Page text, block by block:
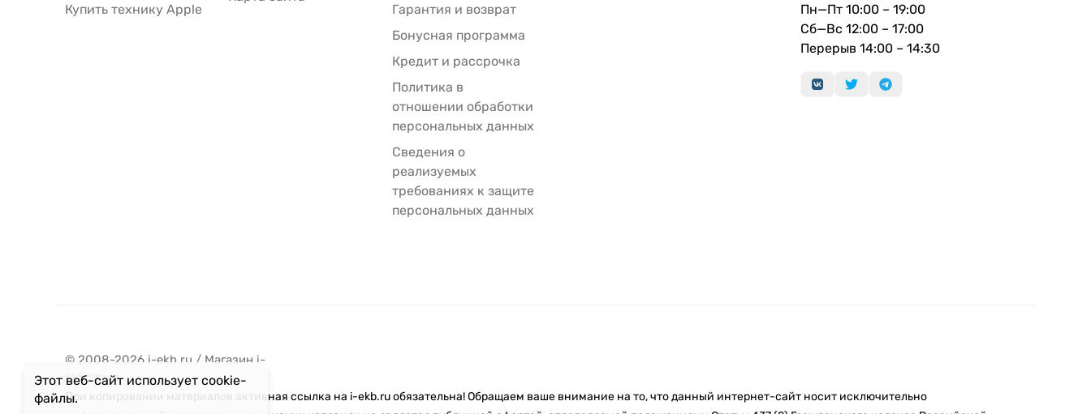
Этот веб-сайт использует cookie-
файлы.
Купить технику Apple
Гарантия и возврат
Бонусная программа
Кредит и рассрочка
Политика в
отношении обработки
персональных данных
Сведения о
реализуемых
требованиях к защите
персональных данных
Пн—Пт 10:00 – 19:00
Сб—Вс 12:00 – 17:00
Перерыв 14:00 – 14:30
© 2008-2026 i-ekb.ru / Магазин i-
ekb:Store
При копировании материалов активная ссылка на i-ekb.ru обязательна! Обращаем ваше внимание на то, что данный интернет-сайт носит исключительно